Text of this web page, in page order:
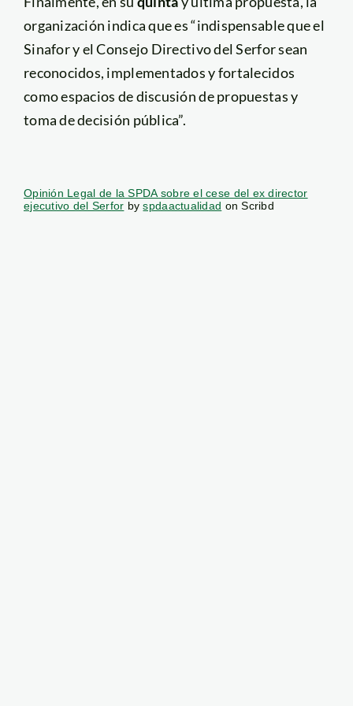
organización indica que es “indispensable que el
Sinafor y el Consejo Directivo del Serfor sean
reconocidos, implementados y fortalecidos
como espacios de discusión de propuestas y
toma de decisión pública”.
Opinión Legal de la SPDA sobre el cese del ex director
ejecutivo del Serfor byspdaactualidad on Scribd